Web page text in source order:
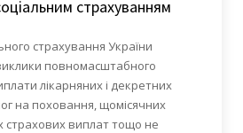
страхуванням
страхування України
повномасштабного
лікарняних і декретних
на поховання, щомісячних
страхових виплат тощо не